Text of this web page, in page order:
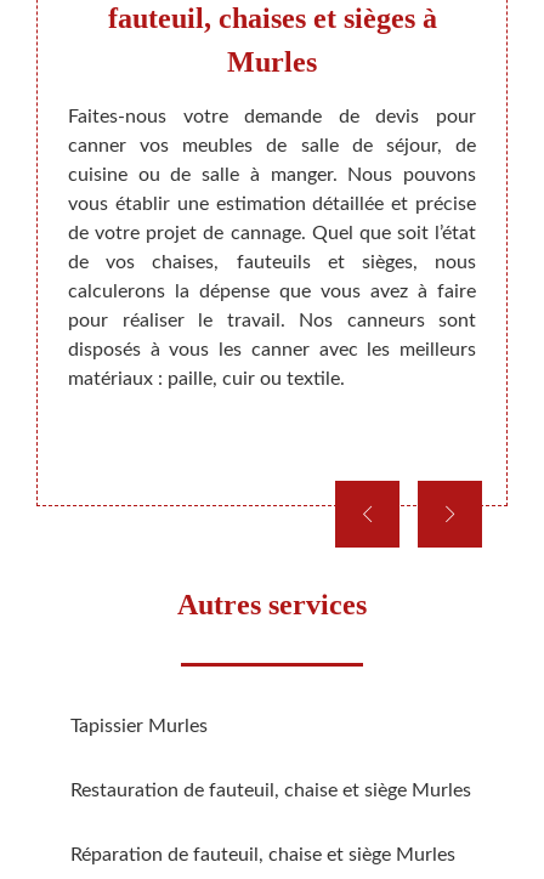
et
est
Pour
Vous
des
fauteuil, chaises et sièges à
Murles
Faites-nous votre demande de devis pour
canner vos meubles de salle de séjour, de
cuisine ou de salle à manger. Nous pouvons
vous établir une estimation détaillée et précise
de votre projet de cannage. Quel que soit l’état
de vos chaises, fauteuils et sièges, nous
calculerons la dépense que vous avez à faire
pour réaliser le travail. Nos canneurs sont
disposés à vous les canner avec les meilleurs
matériaux : paille, cuir ou textile.
Si
pas
Autres services
Tapissier Murles
Restauration de fauteuil, chaise et siège Murles
Réparation de fauteuil, chaise et siège Murles